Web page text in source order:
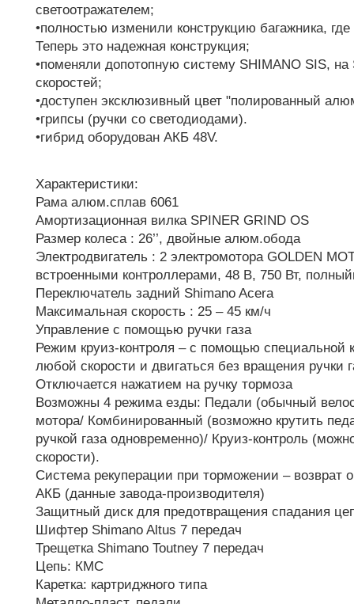
светоотражателем;
•полностью изменили конструкцию багажника,
Теперь это надежная конструкция;
•поменяли допотопную систему SHIMANO SIS, на
скоростей;
•доступен эксклюзивный цвет "полированный
•грипсы (ручки со светодиодами).
•гибрид оборудован АКБ 48V.
Характеристики:
Рама алюм.сплав 6061
Амортизационная вилка SPINER GRIND OS
Размер колеса : 26’’, двойные алюм.обода
Электродвигатель : 2 электромотора GOLDEN
встроенными контроллерами, 48 В, 750 Вт,
Переключатель задний Shimano Acera
Максимальная скорость : 25 – 45 км/ч
Управление с помощью ручки газа
Режим круиз-контроля – с помощью специальной
любой скорости и двигаться без вращения ручки
Отключается нажатием на ручку тормоза
Возможны 4 режима езды: Педали (обычный
мотора/ Комбинированный (возможно крутить
ручкой газа одновременно)/ Круиз-контроль
скорости).
Система рекуперации при торможении – возврат
АКБ (данные завода-производителя)
Защитный диск для предотвращения спадания
Шифтер Shimano Altus 7 передач
Трещетка Shimano Toutney 7 передач
Цепь: КМС
Каретка: картриджного типа